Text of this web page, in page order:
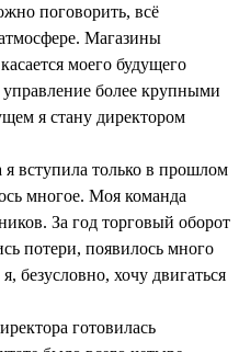
поговорить, всё
Магазины
моего будущего
управление более крупными
я стану директором
вступила только в прошлом
многое. Моя команда
За год торговый оборот
потери, появилось много
безусловно, хочу двигаться
готовилась